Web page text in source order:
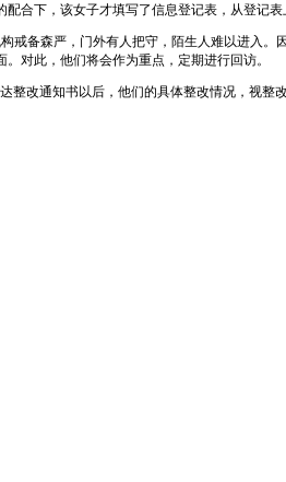
下，该女子才填写了信息登记表，从登记表
森严，门外有人把守，陌生人难以进入。
对此，他们将会作为重点，定期进行回访。
改通知书以后，他们的具体整改情况，视整